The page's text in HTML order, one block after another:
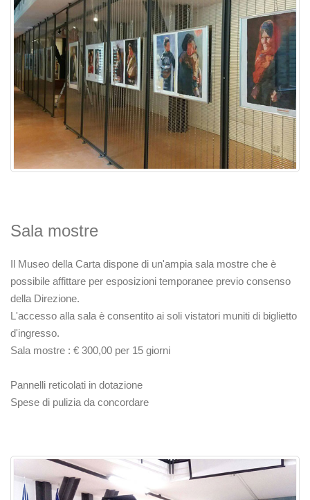
Sala mostre
Il Museo della Carta dispone di un'ampia sala mostre che è
possibile affittare per esposizioni temporanee previo consenso
della Direzione.
L'accesso alla sala è consentito ai soli vistatori muniti di biglietto
d'ingresso.
Sala mostre : € 300,00 per 15 giorni
Pannelli reticolati in dotazione
Spese di pulizia da concordare